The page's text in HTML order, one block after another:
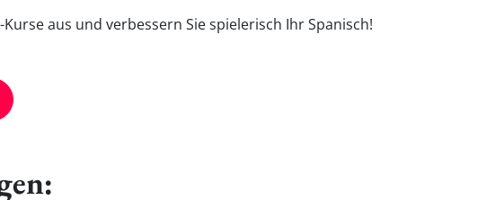
aus und verbessern Sie spielerisch Ihr Spanisch!